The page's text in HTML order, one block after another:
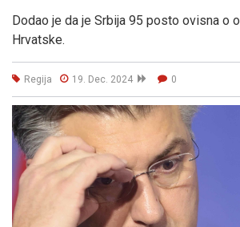
Dodao je da je Srbija 95 posto ovisna o
Hrvatske.
Regija 19. Dec. 2024 0